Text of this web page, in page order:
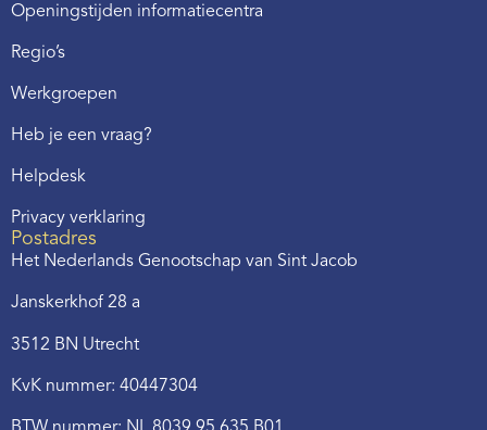
Openingstijden informatiecentra
Regio’s
Werkgroepen
Heb je een vraag?
Helpdesk
Privacy verklaring
Postadres
Het Nederlands Genootschap van Sint Jacob
Janskerkhof 28 a
3512 BN Utrecht
KvK nummer: 40447304